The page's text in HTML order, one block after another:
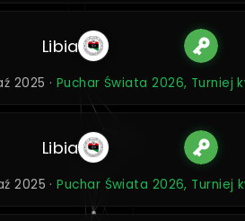
Libia
2025 · Puchar Świata 2026, Turniej
Libia
2025 ·Puchar Świata 2026, Turniej